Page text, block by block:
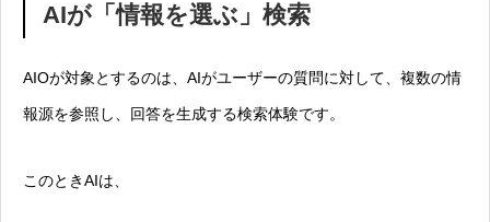
AIが「情報を選ぶ」検索
AIOが対象とするのは、AIがユーザーの質問に対して、複数の情
報源を参照し、回答を生成する検索体験です。
このときAIは、